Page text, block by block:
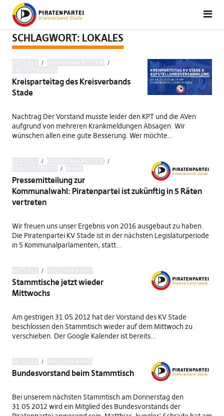
SCHLAGWORT: LOKALES
AKTUELL
KOMMUNALPOLITIK
KREISVERBAND
Kreisparteitag des Kreisverbands
Stade
Nachtrag Der Vorstand musste leider den KPT und die AVen
aufgrund von mehreren Krankmeldungen Absagen. Wir
wünschen allen eine gute Besserung. Wer möchte…
AKTUELL
KOMMUNALPOLITIK
KREISVERBAND
WAHL
Pressemitteilung zur
Kommunalwahl: Piratenpartei ist zukünftig in 5 Räten
vertreten
Wir freuen uns unser Ergebnis von 2016 ausgebaut zu haben.
Die Piratenpartei KV Stade ist in der nächsten Legislaturperiode
in 5 Kommunalparlamenten, statt…
AKTUELL KREISVERBAND
Stammtische jetzt wieder
Mittwochs
Am gestrigen 31.05.2012 hat der Vorstand des KV Stade
beschlossen den Stammtisch wieder auf dem Mittwoch zu
verschieben. Der Google Kalender ist bereits…
AKTUELL KREISVERBAND
Bundesvorstand beim Stammtisch
Bei unserem nächsten Stammtisch am Donnerstag den
31.05.2012 wird ein Mitglied des Bundesvorstands der